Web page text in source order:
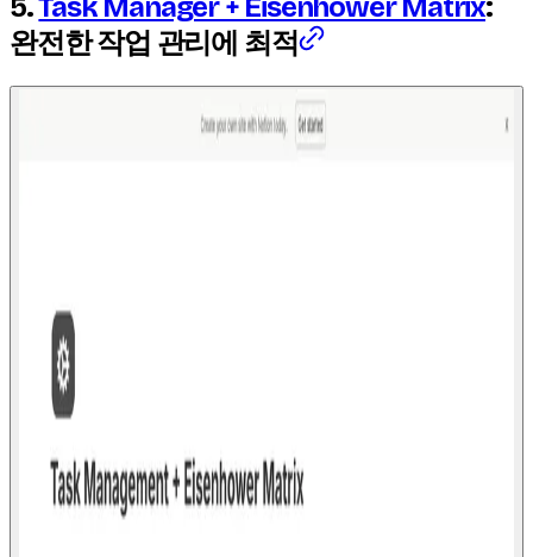
5.Task Manager + Eisenhower Matrix:
완전한 작업 관리에 최적